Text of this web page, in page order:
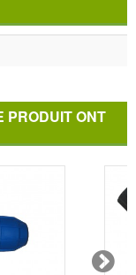
PRODUIT ONT